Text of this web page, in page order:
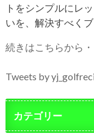
トをシンプルにレ
いを、解決すべく
続きはこちらから・
Tweets by
カテゴリー